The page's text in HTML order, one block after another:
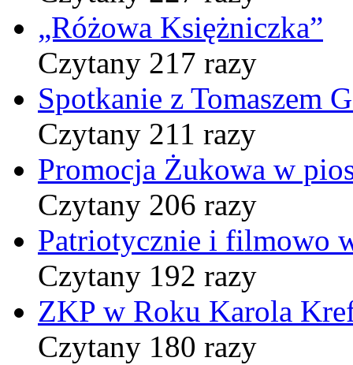
„Różowa Księżniczka”
Czytany 217 razy
Spotkanie z Tomaszem
Czytany 211 razy
Promocja Żukowa w
Czytany 206 razy
Patriotycznie i filmowo
Czytany 192 razy
ZKP w Roku Karola
Czytany 180 razy